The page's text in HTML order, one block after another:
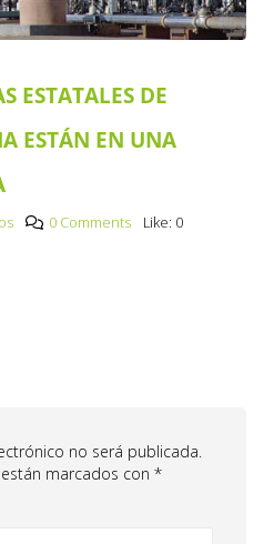
ESTATALES DE
ESTÁN EN UNA
0 Comments Like: 0
no será publicada.
marcados con *